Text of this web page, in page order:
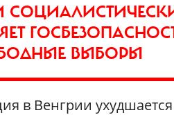
ВЫБОРЫ
в Венгрии